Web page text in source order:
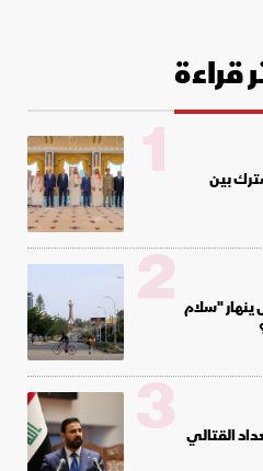
قراءة
بين
1
"سلام 2
القتالي 3